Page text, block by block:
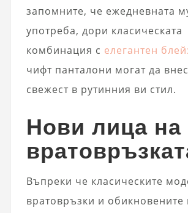
запомните, че ежедневната
употреба, дори класическата
комбинация с елегантен
чифт панталони могат да
свежест в рутинния ви стил.
Нови лица на
Въпреки че класическите
вратовръзки и обикновените